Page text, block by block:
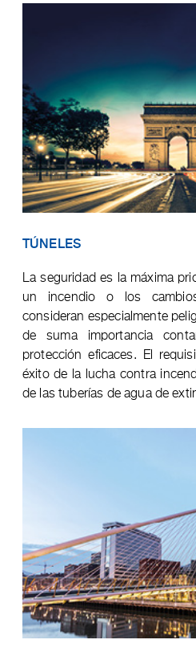
TÚNELES
La seguridad es la máxima
un incendio o los
consideran especialmente
de suma importancia
protección eficaces. El
éxito de la lucha contra
de las tuberías de agua de